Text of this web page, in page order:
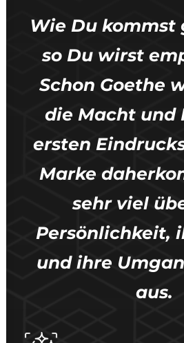
Wie Du kommst
so Du wirst
Schon Goethe
die Macht und
ersten
Marke
sehr viel
Persönlichkeit,
und ihre
aus.